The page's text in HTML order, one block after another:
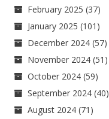
February 2025 (37)
January 2025 (101)
December 2024 (57)
November 2024 (51)
October 2024 (59)
September 2024 (40)
August 2024 (71)